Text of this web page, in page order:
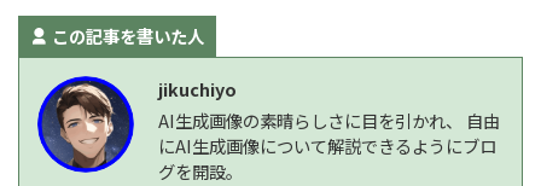
この記事を書いた人
jikuchiyo
AI生成画像の素晴らしさに目を引かれ、 自由
にAI生成画像について解説できるようにブロ
グを開設。